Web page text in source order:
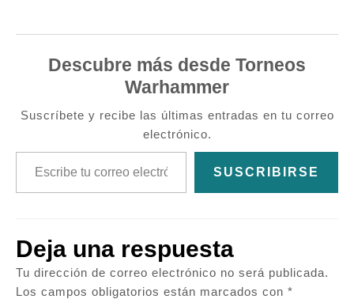
Descubre más desde Torneos
Warhammer
Suscríbete y recibe las últimas entradas en tu correo
electrónico.
Escribe tu correo electrónico…
SUSCRIBIRSE
Deja una respuesta
Tu dirección de correo electrónico no será publicada.
Los campos obligatorios están marcados con *